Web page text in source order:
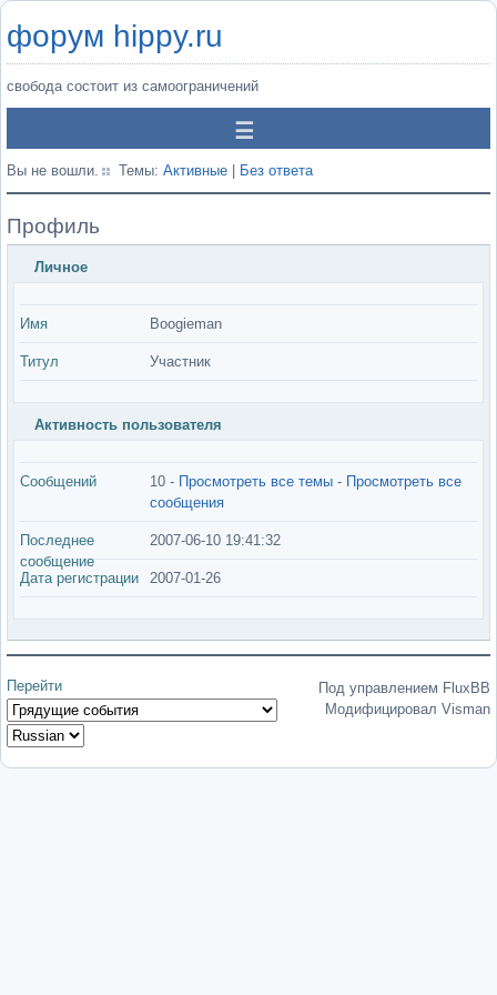
форум hippy.ru
свобода состоит из самоограничений
Вы не вошли. Темы: Активные Без ответа
Профиль
Личное
Имя Boogieman
Титул Участник
Активность пользователя
Сообщений 10 - Просмотреть все темы - Просмотреть все
сообщения
Последнее
сообщение
2007-06-10 19:41:32
Дата регистрации 2007-01-26
Перейти
Под управлением FluxBB
Модифицировал Visman